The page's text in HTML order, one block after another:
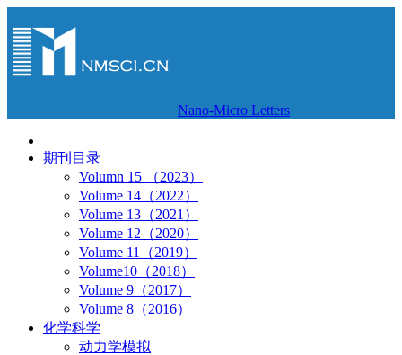
Nano-Micro Letters
期刊目录
Volumn 15 （2023）
Volume 14（2022）
Volume 13（2021）
Volume 12（2020）
Volume 11（2019）
Volume10（2018）
Volume 9（2017）
Volume 8（2016）
化学科学
动力学模拟